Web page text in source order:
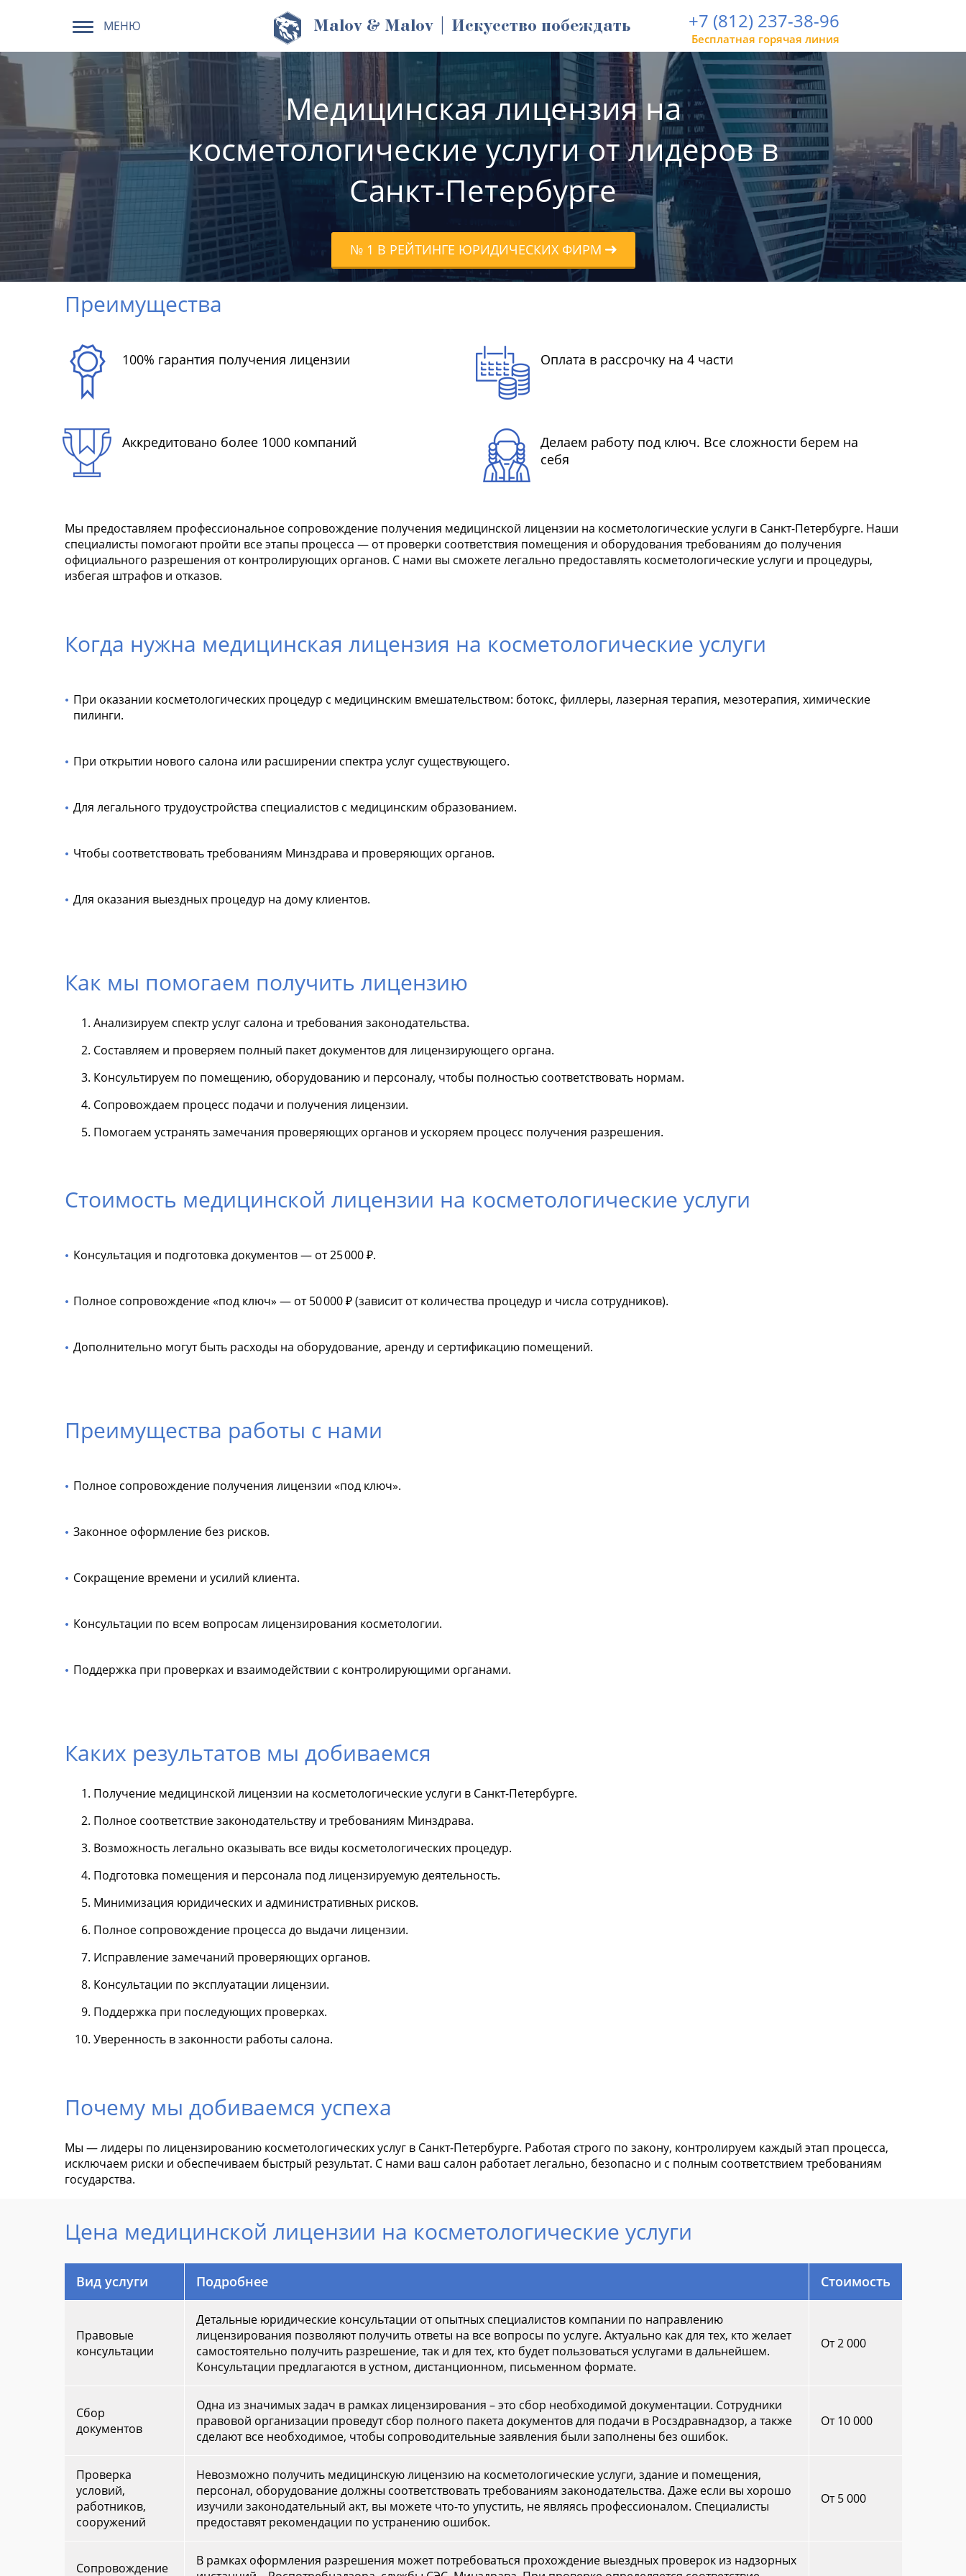
МЕНЮ Malov & Malov | Искусство побеждать +7 (812) 237-38-96
Бесплатная горячая линия
Медицинская лицензия на
косметологические услуги от лидеров в
Санкт-Петербурге
№ 1 В РЕЙТИНГЕ ЮРИДИЧЕСКИХ ФИРМ
Преимущества
100% гарантия получения лицензии Оплата в рассрочку на 4 части
Аккредитовано более 1000 компаний
Делаем работу под ключ. Все сложности берем на
себя
Мы предоставляем профессиональное сопровождение получения медицинской лицензии на косметологические услуги в Санкт-Петербурге. Наши
специалисты помогают пройти все этапы процесса — от проверки соответствия помещения и оборудования требованиям до получения
официального разрешения от контролирующих органов. С нами вы сможете легально предоставлять косметологические услуги и процедуры,
избегая штрафов и отказов.
Когда нужна медицинская лицензия на косметологические услуги
При оказании косметологических процедур с медицинским вмешательством: ботокс, филлеры, лазерная терапия, мезотерапия, химические
пилинги.
При открытии нового салона или расширении спектра услуг существующего.
Для легального трудоустройства специалистов с медицинским образованием.
Чтобы соответствовать требованиям Минздрава и проверяющих органов.
Для оказания выездных процедур на дому клиентов.
Как мы помогаем получить лицензию
Анализируем спектр услуг салона и требования законодательства.
Составляем и проверяем полный пакет документов для лицензирующего органа.
Консультируем по помещению, оборудованию и персоналу, чтобы полностью соответствовать нормам.
Сопровождаем процесс подачи и получения лицензии.
Помогаем устранять замечания проверяющих органов и ускоряем процесс получения разрешения.
Стоимость медицинской лицензии на косметологические услуги
Консультация и подготовка документов — от 25 000 ₽.
Полное сопровождение «под ключ» — от 50 000 ₽ (зависит от количества процедур и числа сотрудников).
Дополнительно могут быть расходы на оборудование, аренду и сертификацию помещений.
Преимущества работы с нами
Полное сопровождение получения лицензии «под ключ».
Законное оформление без рисков.
Сокращение времени и усилий клиента.
Консультации по всем вопросам лицензирования косметологии.
Поддержка при проверках и взаимодействии с контролирующими органами.
Каких результатов мы добиваемся
Получение медицинской лицензии на косметологические услуги в Санкт-Петербурге.
Полное соответствие законодательству и требованиям Минздрава.
Возможность легально оказывать все виды косметологических процедур.
Подготовка помещения и персонала под лицензируемую деятельность.
Минимизация юридических и административных рисков.
Полное сопровождение процесса до выдачи лицензии.
Исправление замечаний проверяющих органов.
Консультации по эксплуатации лицензии.
Поддержка при последующих проверках.
Уверенность в законности работы салона.
Почему мы добиваемся успеха
Мы — лидеры по лицензированию косметологических услуг в Санкт-Петербурге. Работая строго по закону, контролируем каждый этап процесса,
исключаем риски и обеспечиваем быстрый результат. С нами ваш салон работает легально, безопасно и с полным соответствием требованиям
государства.
Цена медицинской лицензии на косметологические услуги
Вид услуги Подробнее Стоимость
Правовые
консультации
Детальные юридические консультации от опытных специалистов компании по направлению
лицензирования позволяют получить ответы на все вопросы по услуге. Актуально как для тех, кто желает
самостоятельно получить разрешение, так и для тех, кто будет пользоваться услугами в дальнейшем.
Консультации предлагаются в устном, дистанционном, письменном формате.
От 2 000
Сбор
документов
Одна из значимых задач в рамках лицензирования – это сбор необходимой документации. Сотрудники
правовой организации проведут сбор полного пакета документов для подачи в Росздравнадзор, а также
сделают все необходимое, чтобы сопроводительные заявления были заполнены без ошибок.
От 10 000
Проверка
условий,
работников,
сооружений
Невозможно получить медицинскую лицензию на косметологические услуги, здание и помещения,
персонал, оборудование должны соответствовать требованиям законодательства. Даже если вы хорошо
изучили законодательный акт, вы можете что-то упустить, не являясь профессионалом. Специалисты
предоставят рекомендации по устранению ошибок.
От 5 000
Сопровождение
В рамках оформления разрешения может потребоваться прохождение выездных проверок из надзорных